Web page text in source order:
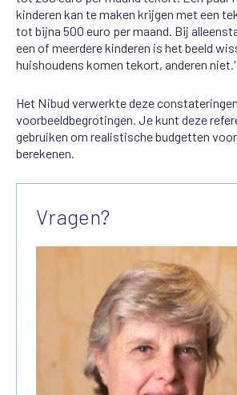
kinderen kan te maken krijgen met een
tot bijna 500 euro per maand. Bij
een of meerdere kinderen is het beeld
huishoudens komen tekort, anderen niet.'
Het Nibud verwerkte deze
voorbeeldbegrotingen. Je kunt deze
gebruiken om realistische budgetten
berekenen.
Vragen?